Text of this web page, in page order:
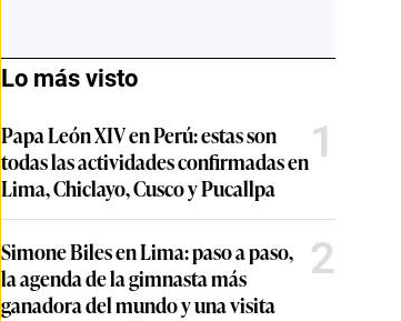
Lo más visto
Papa León XIV en Perú: estas son
todas las actividades confirmadas en
Lima, Chiclayo, Cusco y Pucallpa
1
Simone Biles en Lima: paso a paso,
la agenda de la gimnasta más
ganadora del mundo y una visita
2